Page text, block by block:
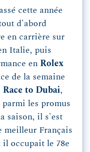
cette année
d'abord
en carrière sur
Italie, puis
en Rolex
de la semaine
Race to Dubai,
les promus
saison, il s'est
meilleur Français
il occupait le 78e